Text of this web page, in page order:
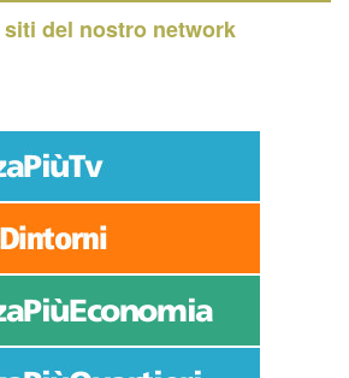
del nostro network